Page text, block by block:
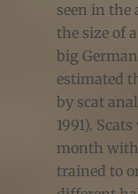
seen in the
the size of
big
estimated
by scat
1991).
month
trained to